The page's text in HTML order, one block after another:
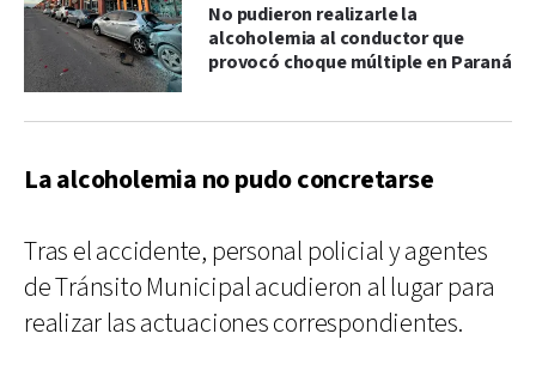
No pudieron realizarle la
alcoholemia al conductor que
provocó choque múltiple en Paraná
La alcoholemia no pudo concretarse
Tras el accidente, personal policial y agentes
de Tránsito Municipal acudieron al lugar para
realizar las actuaciones correspondientes.